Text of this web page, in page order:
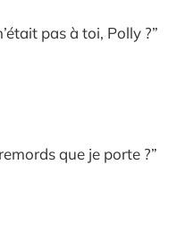
pas à toi, Polly ?”
que je porte ?”